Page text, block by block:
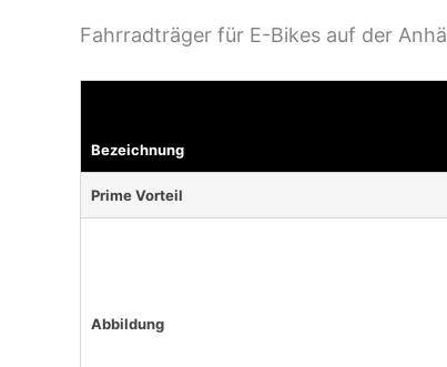
Fahrradträger für E-Bikes auf der
Bezeichnung
Prime Vorteil
Abbildung